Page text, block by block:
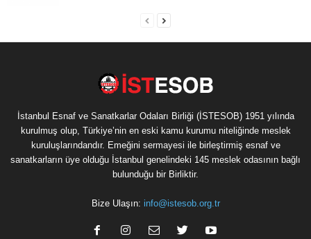
İstanbul Esnaf ve Sanatkarlar Odaları Birliği (İSTESOB) 1951 yılında
kurulmuş olup, Türkiye’nin en eski kamu kurumu niteliğinde meslek
kuruluşlarındandır. Emeğini sermayesi ile birleştirmiş esnaf ve
sanatkarların üye olduğu İstanbul genelindeki 145 meslek odasının bağlı
bulunduğu bir Birliktir.
Bize Ulaşın: info@istesob.org.tr